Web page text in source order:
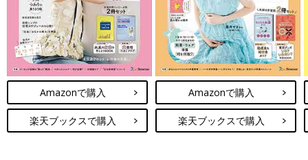
Amazonで購入
楽天ブックスで購入
Amazonで購入
楽天ブックスで購入